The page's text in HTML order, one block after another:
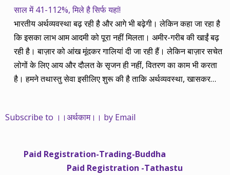
साल में 41-112%, मिले है सिर्फ यहां!
भारतीय अर्थव्यवस्था बढ़ रही है और आगे भी बढ़ेगी। लेकिन कहा जा रहा है
कि इसका लाभ आम आदमी को पूरा नहीं मिलता। अमीर-गरीब की खाईं बढ़
रही है। बाज़ार को आंख मूंदकर गालियां दी जा रही हैं। लेकिन बाज़ार सचेत
लोगों के लिए आय और दौलत के सृजन ही नहीं, वितरण का काम भी करता
है। हमने तथास्तु सेवा इसीलिए शुरू की है ताकि अर्थव्यवस्था, खासकर
महंगाई की दर 10 प्रतिशत से ऊपर रहती है। वे भागकर जाते हैं सोने और
साढ़े चार सालों से अर्थकाम से जुड़े हैं, वे हमारी ईमानदारी और सत्यनिष्ठा से
Subscribe to ।।अर्थकाम।। by Email
Paid Registration-Trading-Buddha
Paid Registration -Tathastu